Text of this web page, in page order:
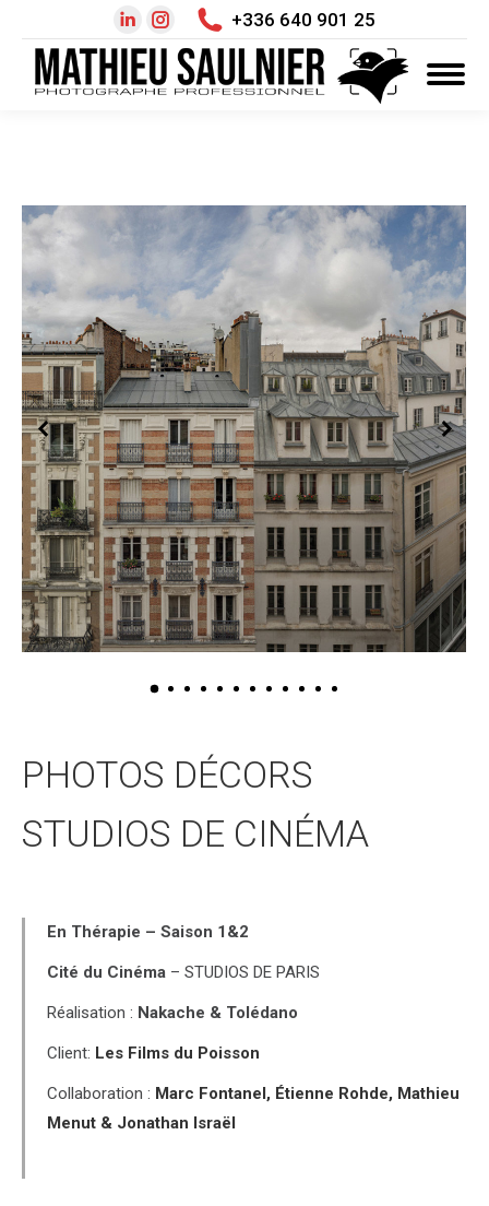
LinkedIn
page
opens
Instagram
page
opens
+336 640 901 25
PHOTOS DÉCORS
STUDIOS DE CINÉMA
En Thérapie – Saison 1&2
Cité du Cinéma – STUDIOS DE PARIS
Réalisation : Nakache & Tolédano
Client: Les Films du Poisson
Collaboration : Marc Fontanel, Étienne Rohde, Mathieu
Menut & Jonathan Israël